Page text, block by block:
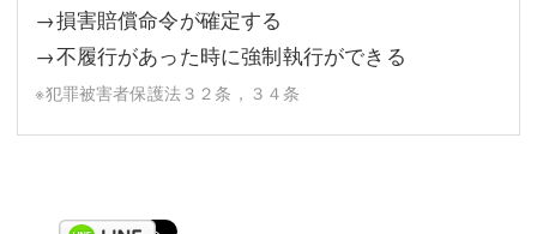
→損害賠償命令が確定する
→不履行があった時に強制執行ができる
※犯罪被害者保護法３２条，３４条